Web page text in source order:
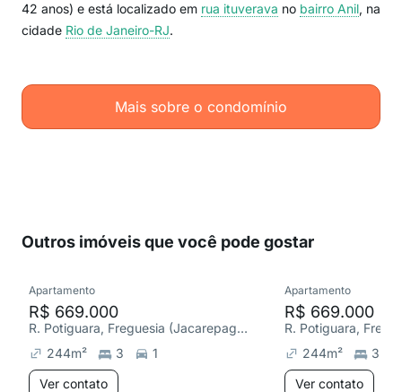
42 anos) e está localizado em rua ituverava no bairro Anil, na
cidade Rio de Janeiro-RJ.
Mais sobre o condomínio
Outros imóveis que você pode gostar
Apartamento
R$ 669.000
R. Potiguara, Freguesia (Jacarepaguá)
244m² 3
1
Ver contato
Apartamento
R$ 669.000
244m²
3
Ver contato